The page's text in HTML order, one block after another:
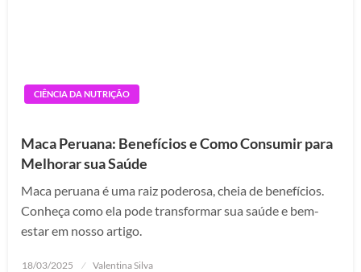
CIÊNCIA DA NUTRIÇÃO
Maca Peruana: Benefícios e Como Consumir para
Melhorar sua Saúde
Maca peruana é uma raiz poderosa, cheia de benefícios.
Conheça como ela pode transformar sua saúde e bem-
estar em nosso artigo.
Posted
18/03/2025 Valentina Silva